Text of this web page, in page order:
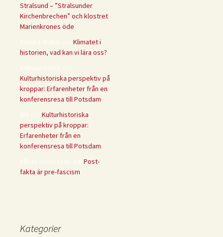
Stralsund – ”Stralsunder
Kirchenbrechen” och klostret
Marienkrones öde
Sandra Waller om Klimatet i
historien, vad kan vi lära oss?
Administratör om
Kulturhistoriska perspektiv på
kroppar: Erfarenheter från en
konferensresa till Potsdam
SW om Kulturhistoriska
perspektiv på kroppar:
Erfarenheter från en
konferensresa till Potsdam
håkan Andersson om Post-
fakta är pre-fascism
Kategorier